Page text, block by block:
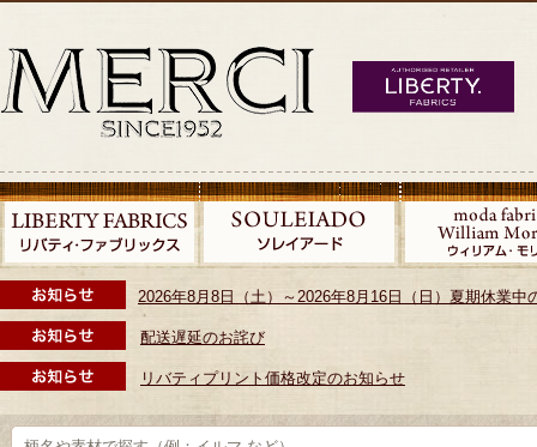
2026年8月8日（土）～2026年8月16日（日）夏期休業中
配送遅延のお詫び
リバティプリント価格改定のお知らせ